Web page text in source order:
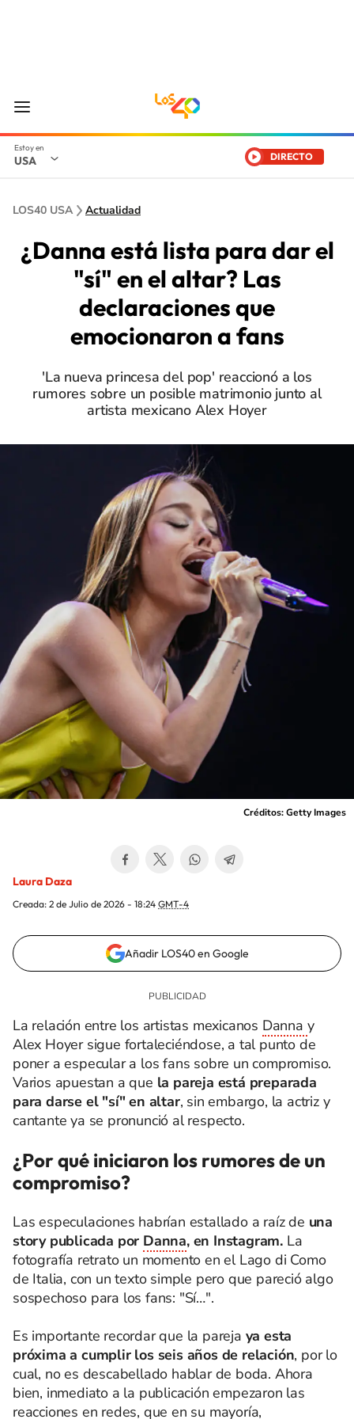
USA DIRECTO
LOS40 USA Actualidad
¿Danna está lista para dar el
"sí" en el altar? Las
declaraciones que
emocionaron a fans
'La nueva princesa del pop' reaccionó a los
rumores sobre un posible matrimonio junto al
artista mexicano Alex Hoyer
Créditos: Getty Images
Laura Daza
Creada: 2 de Julio de 2026 - 18:24 GMT-4
Añadir LOS40 en Google
La relación entre los artistas mexicanos Danna y
Alex Hoyer sigue fortaleciéndose, a tal punto de
poner a especular a los fans sobre un compromiso.
Varios apuestan a que la pareja está preparada
para darse el "sí" en altar, sin embargo, la actriz y
cantante ya se pronunció al respecto.
¿Por qué iniciaron los rumores de un
compromiso?
Las especulaciones habrían estallado a raíz de una
story publicada por Danna, en Instagram. La
fotografía retrato un momento en el Lago di Como
de Italia, con un texto simple pero que pareció algo
sospechoso para los fans: "Sí…".
Es importante recordar que la pareja ya esta
próxima a cumplir los seis años de relación, por lo
cual, no es descabellado hablar de boda. Ahora
bien, inmediato a la publicación empezaron las
reacciones en redes, que en su mayoría,